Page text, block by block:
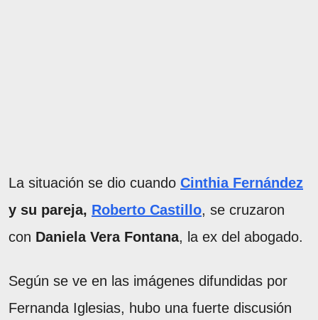
La situación se dio cuando Cinthia Fernández
y su pareja, Roberto Castillo, se cruzaron
con Daniela Vera Fontana, la ex del abogado.
Según se ve en las imágenes difundidas por
Fernanda Iglesias, hubo una fuerte discusión